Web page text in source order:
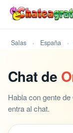
Salas España
Chat de
Habla con gente
entra al chat.